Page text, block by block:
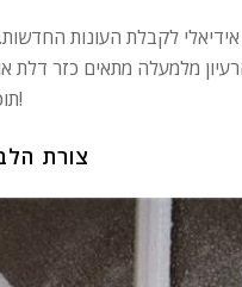
אידיאלי לקבלת העונות
מלמעלה מתאים כזר דלת
תוכל לעודד את עצמך ואת בני משפחתך באמצעותו!
צורת